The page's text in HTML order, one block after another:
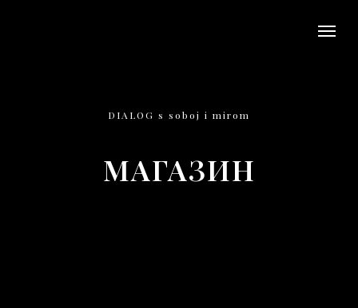
МАГАЗИН
DIALOG s soboj i mirom